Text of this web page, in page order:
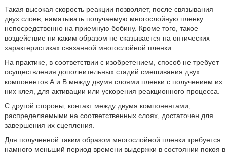
Такая высокая скорость реакции позволяет, после связывания
двух слоев, наматывать получаемую многослойную пленку
непосредственно на приемную бобину. Кроме того, такое
воздействие ни каким образом не сказывается на оптических
характеристиках связанной многослойной пленки.
На практике, в соответствии с изобретением, способ не требует
осуществления дополнительных стадий смешивания двух
компонентов А и В между двумя слоями пленки с получением из
них клея, для активации или ускорения реакционного процесса.
С другой стороны, контакт между двумя компонентами,
распределяемыми на соответственных слоях, достаточен для
завершения их сцепления.
Для полученной таким образом многослойной пленки требуется
намного меньший период времени выдержки в состоянии покоя в